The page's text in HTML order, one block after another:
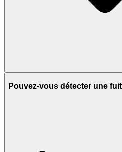
Pouvez-vous détecter une